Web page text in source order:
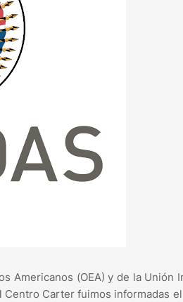
Americanos (OEA) y de la Unión
Centro Carter fuimos informadas